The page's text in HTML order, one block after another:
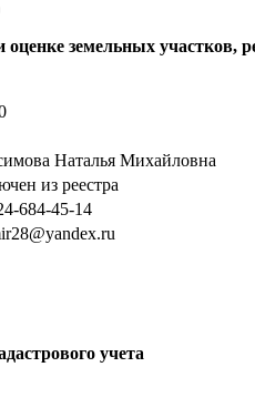
земельных участков,
Наталья Михайловна
из реестра
684-45-14
учета